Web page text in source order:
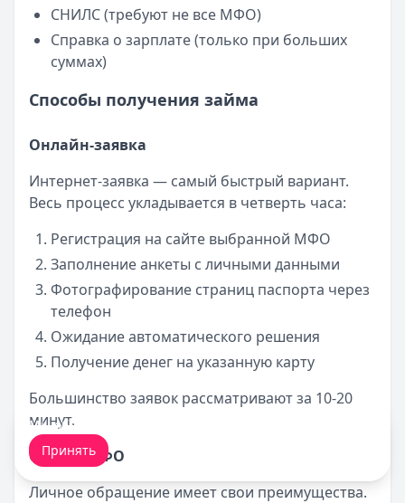
СНИЛС (требуют не все МФО)
Справка о зарплате (только при больших
суммах)
Способы получения займа
Онлайн-заявка
Интернет-заявка — самый быстрый вариант.
Весь процесс укладывается в четверть часа:
Регистрация на сайте выбранной МФО
Заполнение анкеты с личными данными
Фотографирование страниц паспорта через
телефон
Ожидание автоматического решения
Получение денег на указанную карту
Большинство заявок рассматривают за 10-20
минут.
Офисы МФО
Личное обращение имеет свои преимущества.
Мы обрабатываем ваши
Принять